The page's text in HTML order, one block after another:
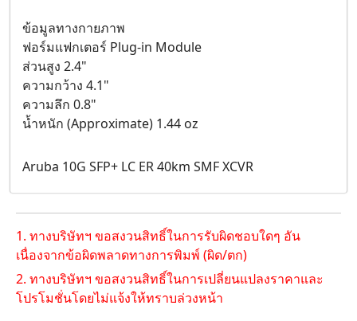
ข้อมูลทางกายภาพ
ฟอร์มแฟกเตอร์ Plug-in Module
ส่วนสูง 2.4"
ความกว้าง 4.1"
ความลึก 0.8"
น้ำหนัก (Approximate) 1.44 oz
Aruba 10G SFP+ LC ER 40km SMF XCVR
1. ทางบริษัทฯ ขอสงวนสิทธิ์ในการรับผิดชอบใดๆ อัน
เนื่องจากข้อผิดพลาดทางการพิมพ์ (ผิด/ตก)
2. ทางบริษัทฯ ขอสงวนสิทธิ์ในการเปลี่ยนแปลงราคาและ
โปรโมชั่นโดยไม่แจ้งให้ทราบล่วงหน้า